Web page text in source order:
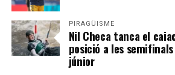
PIRAGÜISME
Nil Checa tanca el
posició a les semifinals
júnior